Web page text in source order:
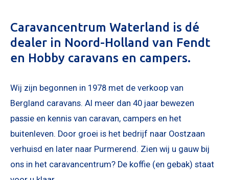
Caravancentrum Waterland is dé
dealer in Noord-Holland van Fendt
en Hobby caravans en campers.
Wij zijn begonnen in 1978 met de verkoop van
Bergland caravans. Al meer dan 40 jaar bewezen
passie en kennis van caravan, campers en het
buitenleven. Door groei is het bedrijf naar Oostzaan
verhuisd en later naar Purmerend. Zien wij u gauw bij
ons in het caravancentrum? De koffie (en gebak) staat